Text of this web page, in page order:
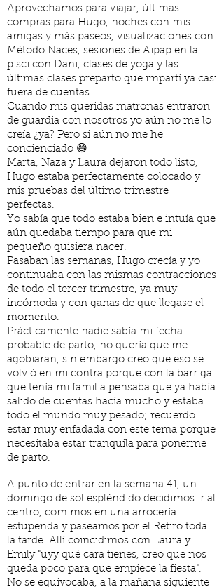
Aprovechamos para viajar, últimas
compras para Hugo, noches con mis
amigas y más paseos, visualizaciones con
Método Naces, sesiones de Aipap en la
pisci con Dani, clases de yoga y las
últimas clases preparto que impartí ya casi
fuera de cuentas.
Cuando mis queridas matronas entraron
de guardia con nosotros yo aún no me lo
creía ¿ya? Pero si aún no me he
concienciado 😅
Marta, Naza y Laura dejaron todo listo,
Hugo estaba perfectamente colocado y
mis pruebas del último trimestre
perfectas.
Yo sabía que todo estaba bien e intuía que
aún quedaba tiempo para que mi
pequeño quisiera nacer.
Pasaban las semanas, Hugo crecía y yo
continuaba con las mismas contracciones
de todo el tercer trimestre, ya muy
incómoda y con ganas de que llegase el
momento.
Prácticamente nadie sabía mi fecha
probable de parto, no quería que me
agobiaran, sin embargo creo que eso se
volvió en mi contra porque con la barriga
que tenía mi familia pensaba que ya había
salido de cuentas hacía mucho y estaba
todo el mundo muy pesado; recuerdo
estar muy enfadada con este tema porque
necesitaba estar tranquila para ponerme
de parto.
A punto de entrar en la semana 41, un
domingo de sol espléndido decidimos ir al
centro, comimos en una arrocería
estupenda y paseamos por el Retiro toda
la tarde. Allí coincidimos con Laura y
Emily "uyy qué cara tienes, creo que nos
queda poco para que empiece la fiesta".
No se equivocaba, a la mañana siguiente